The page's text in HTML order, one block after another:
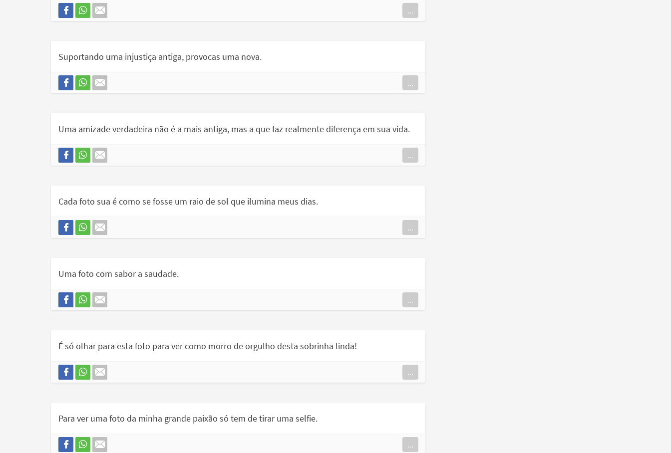
...
Suportando uma injustiça antiga, provocas uma nova.
...
Uma amizade verdadeira não é a mais antiga, mas a que faz realmente diferença em sua vida.
...
Cada foto sua é como se fosse um raio de sol que ilumina meus dias.
...
Uma foto com sabor a saudade.
...
É só olhar para esta foto para ver como morro de orgulho desta sobrinha linda!
...
Para ver uma foto da minha grande paixão só tem de tirar uma selfie.
...